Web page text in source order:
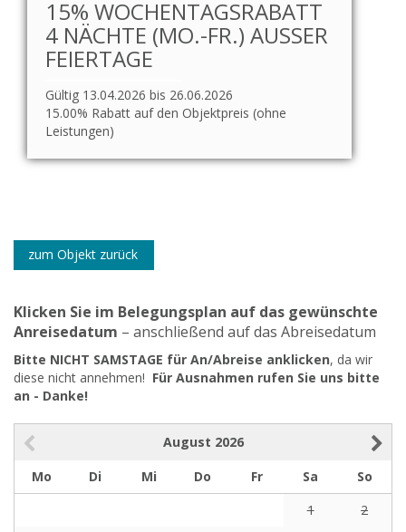
15% WOCHENTAGSRABATT
4 NÄCHTE (MO.-FR.) AUSSER F
EIERTAGE
Gültig 13.04.2026 bis 26.06.2026
15.00% Rabatt auf den Objektpreis (ohne
Leistungen)
zum Objekt zurück
Klicken Sie im Belegungsplan auf das gewünschte
Anreisedatum – anschließend auf das Abreisedatum
Bitte NICHT SAMSTAGE für An/Abreise anklicken, da wir
diese nicht annehmen! Für Ausnahmen rufen Sie uns bitte
an - Danke!
August 2026
Mo
Di Mi Do Fr Sa
So
1
2